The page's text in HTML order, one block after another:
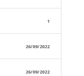
1
26/09/2022
26/09/2022